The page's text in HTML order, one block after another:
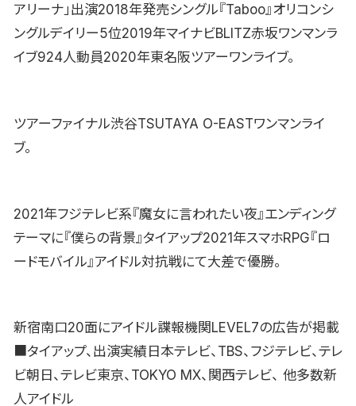
アリーナ」出演2018年発売シングル『Taboo』オリコンシ
ングルデイリー5位2019年マイナビBLITZ赤坂ワンマンラ
イブ924人動員2020年東名阪ツアーワンライブ。
ツアーファイナル渋谷TSUTAYA O-EASTワンマンライ
ブ。
2021年フジテレビ系『魔女に言われたい夜』エンディング
テーマに『僕らの背景』タイアップ2021年スマホRPG『ロ
ードモバイル』アイドル対抗戦にて大差で優勝。
新宿南口20面にアイドル諜報機関LEVEL7の広告が掲載
■タイアップ、出演実績日本テレビ、TBS、フジテレビ、テレ
ビ朝日、テレビ東京、TOKYO MX、関西テレビ、 他多数新
人アイドル